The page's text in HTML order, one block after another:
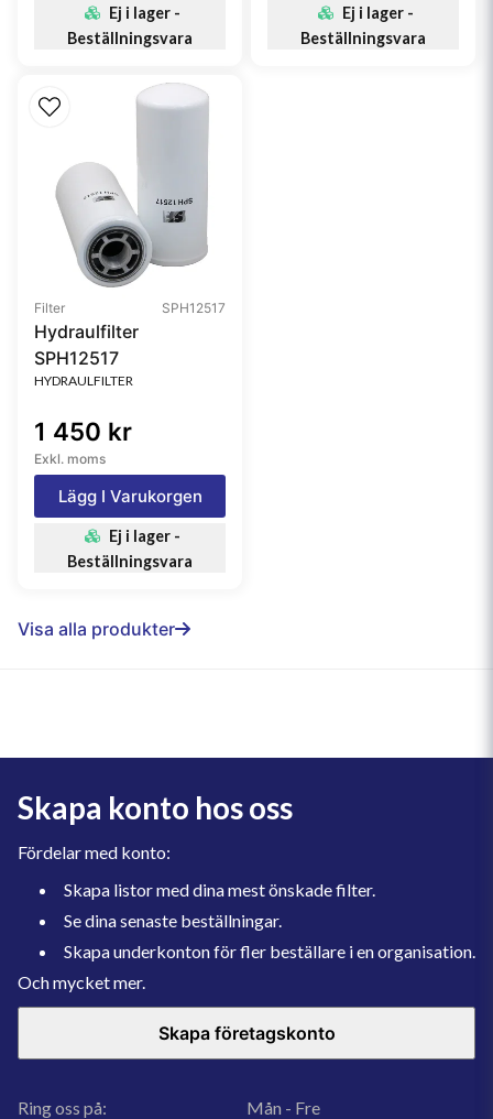
Ej i lager -
Beställningsvara
Ej i lager -
Beställningsvara
Filter SPH12517
Hydraulfilter
SPH12517
HYDRAULFILTER
1 450 kr
Exkl. moms
Lägg I Varukorgen
Ej i lager -
Beställningsvara
Visa alla produkter
Skapa konto hos oss
Fördelar med konto:
Skapa listor med dina mest önskade filter.
Se dina senaste beställningar.
Skapa underkonton för fler beställare i en organisation.
Och mycket mer.
Skapa företagskonto
Ring oss på:
Mån - Fre